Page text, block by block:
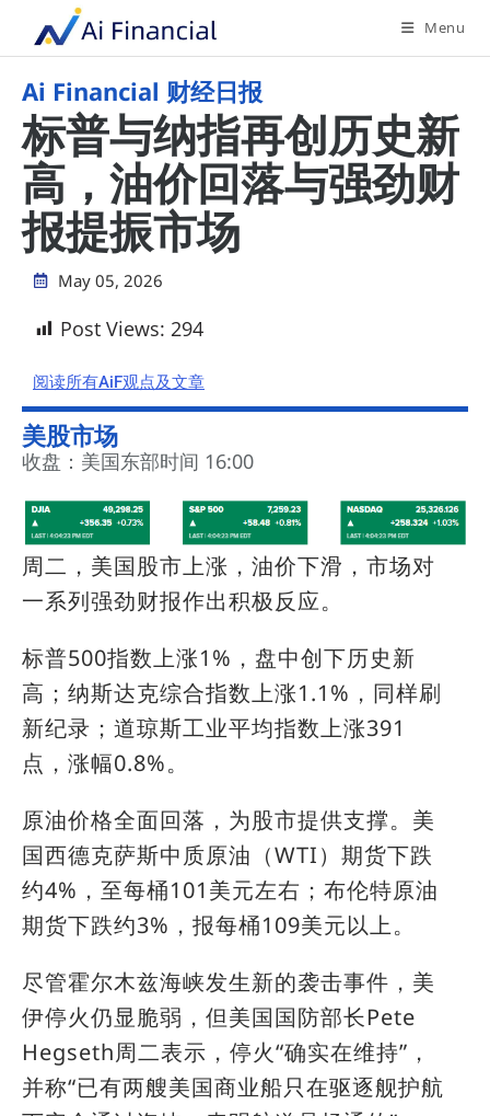
Menu
Ai Financial 财经日报
标普与纳指再创历史新
高，油价回落与强劲财
报提振市场
May 05, 2026
Post Views: 294
阅读所有AiF观点及文章
美股市场
收盘：美国东部时间 16:00
周二，美国股市上涨，油价下滑，市场对
一系列强劲财报作出积极反应。
标普500指数上涨1%，盘中创下历史新
高；纳斯达克综合指数上涨1.1%，同样刷
新纪录；道琼斯工业平均指数上涨391
点，涨幅0.8%。
原油价格全面回落，为股市提供支撑。美
国西德克萨斯中质原油（WTI）期货下跌
约4%，至每桶101美元左右；布伦特原油
期货下跌约3%，报每桶109美元以上。
尽管霍尔木兹海峡发生新的袭击事件，美
伊停火仍显脆弱，但美国国防部长Pete
Hegseth周二表示，停火“确实在维持”，
并称“已有两艘美国商业船只在驱逐舰护航